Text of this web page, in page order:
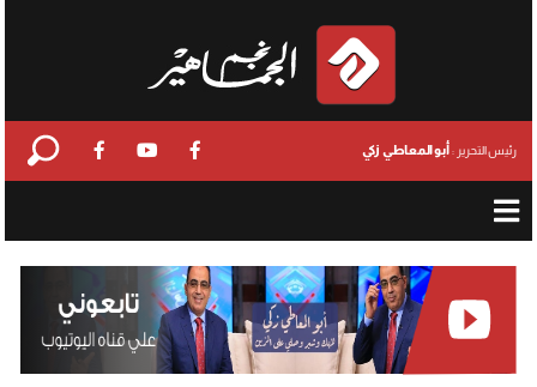
رئيس التحرير : أبو المعاطي زكي